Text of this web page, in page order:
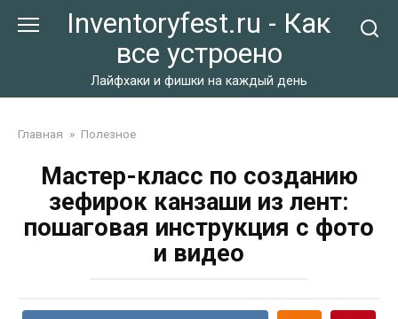
Inventoryfest.ru - Как
все устроено
Лайфхаки и фишки на каждый день
Главная » Полезное
Мастер-класс по созданию
зефирок канзаши из лент:
пошаговая инструкция с фото
и видео